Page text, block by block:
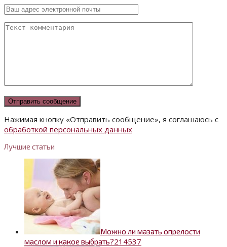
Нажимая кнопку «Отправить сообщение», я соглашаюсь с
обработкой персональных данных
Лучшие статьи
Можно ли мазать опрелости
маслом и какое выбрать?214537